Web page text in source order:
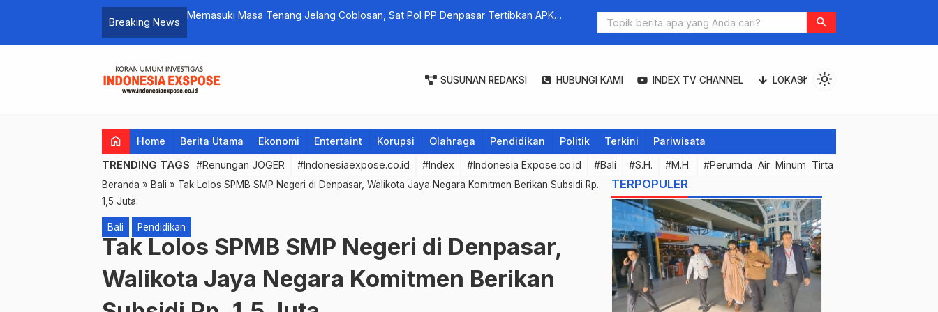
Breaking News
Memasuki Masa Tenang Jelang Coblosan, Sat Pol PP Denpasar Tertibkan APK
search
SUSUNAN REDAKSI HUBUNGI KAMI INDEX TV CHANNEL LOKASI
expand_more light_mode
home Home Berita Utama Ekonomi Entertaint Korupsi Olahraga Pendidikan Politik Terkini Pariwisata
TRENDING TAGS #Renungan JOGER #Indonesiaexpose.co.id #Index #Indonesia Expose.co.id #Bali #S.H. #M.H. #Perumda Air Minum Tirta Hita Buleleng
Beranda » Bali » Tak Lolos SPMB SMP Negeri di Denpasar, Walikota Jaya Negara Komitmen Berikan Subsidi Rp.
1,5 Juta.
Bali Pendidikan
Tak Lolos SPMB SMP Negeri di Denpasar,
Walikota Jaya Negara Komitmen Berikan
TERPOPULER